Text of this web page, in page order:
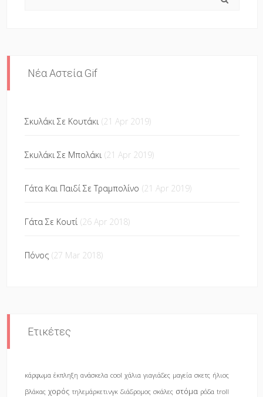
Νέα Αστεία Gif
Σκυλάκι Σε Κουτάκι (21 Apr 2019)
Σκυλάκι Σε Μπολάκι (21 Apr 2019)
Γάτα Και Παιδί Σε Τραμπολίνο (21 Apr 2019)
Γάτα Σε Κουτί (26 Apr 2018)
Πόνος (27 Mar 2018)
Ετικέτες
κάρφωμα έκπληξη ανάσκελα cool χάλια γιαγιάδες μαγεία σκετς ήλιος
βλάκας χορός τηλεμάρκετινγκ διάδρομος σκάλες στόμα ρόδα troll